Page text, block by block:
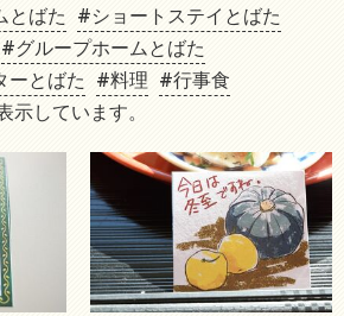
とばた #ショートステイとばた
#グループホームとばた
ーとばた #料理 #行事食
しています。